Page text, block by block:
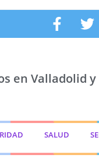
en Valladolid
SALUD